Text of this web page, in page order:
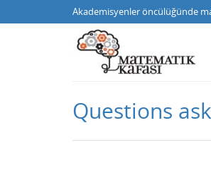
Akademisyenler öncülüğünde
Questions